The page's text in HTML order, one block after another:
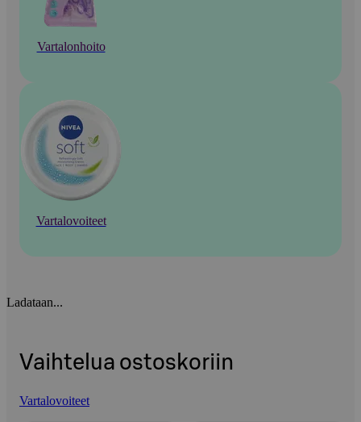
Vartalonhoito
Vartalovoiteet
Ladataan...
Vaihtelua ostoskoriin
Vartalovoiteet